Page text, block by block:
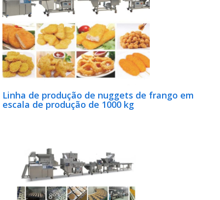
Linha de produção de nuggets de frango em
escala de produção de 1000 kg